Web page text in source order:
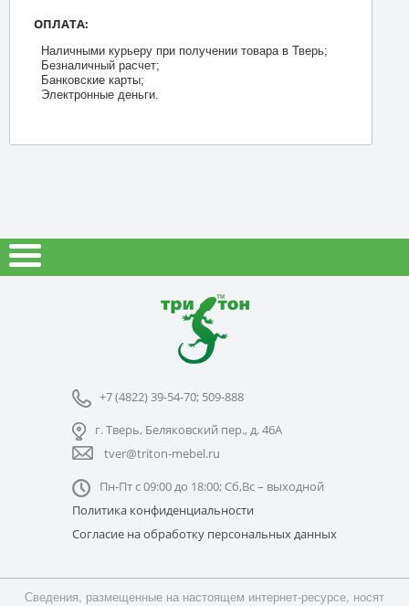
ОПЛАТА:
Наличными курьеру при получении товара в Тверь;
Безналичный расчет;
Банковские карты;
Электронные деньги.
+7 (4822) 39-54-70; 509-888
г. Тверь, Беляковский пер., д. 46А
tver@triton-mebel.ru
Пн-Пт с 09:00 до 18:00; Сб,Вс – выходной
Политика конфиденциальности
Согласие на обработку персональных данных
Сведения, размещенные на настоящем интернет-ресурсе, носят